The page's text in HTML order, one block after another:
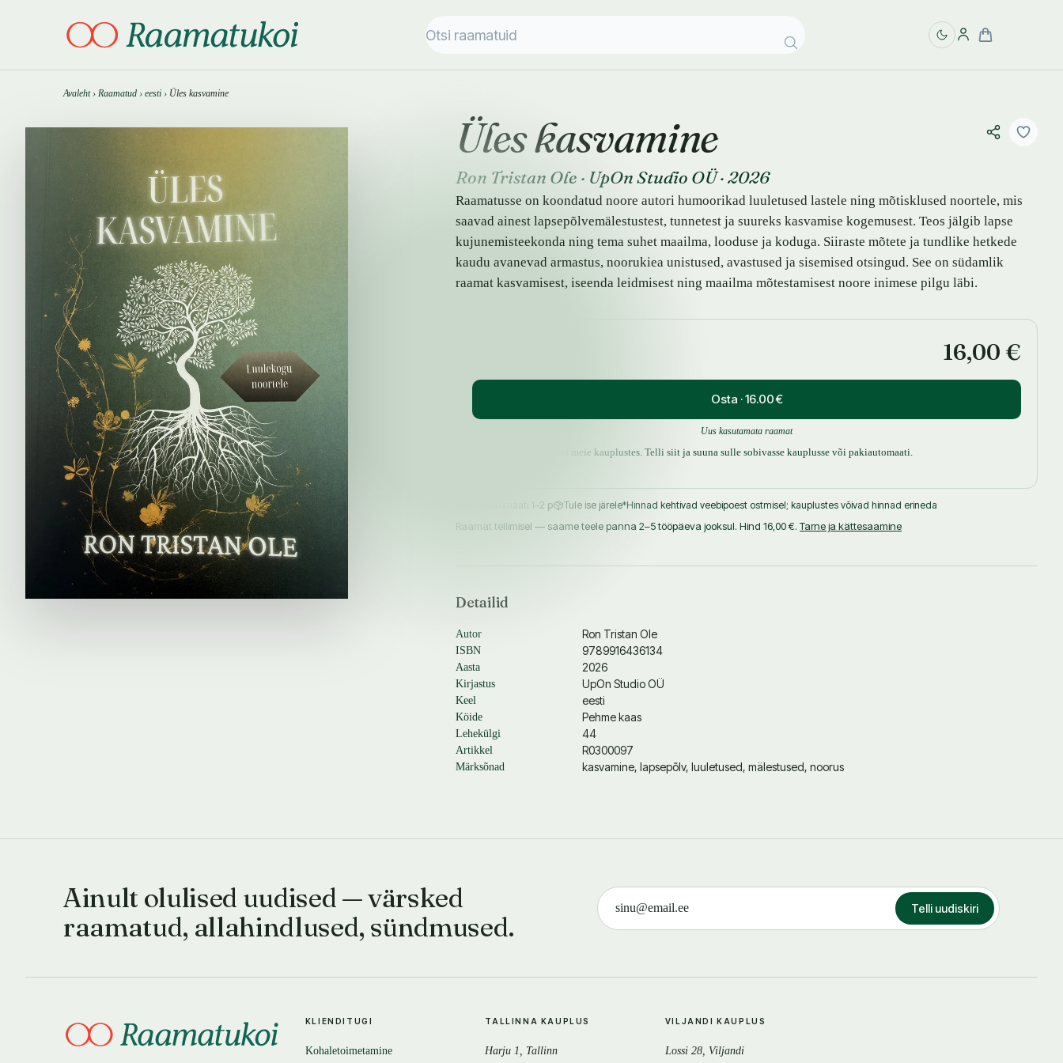
Avaleht› Raamatud › eesti › Üles kasvamine
Üles kasvamine
Ron Tristan Ole · UpOn Studio OÜ·2026
Raamatusse on koondatud noore autori humoorikad luuletused lastele ning mõtisklused noortele, mis
saavad ainest lapsepõlvemälestustest, tunnetest ja suureks kasvamise kogemusest. Teos jälgib lapse
kujunemisteekonda ning tema suhet maailma, looduse ja koduga. Siiraste mõtete ja tundlike hetkede
kaudu avanevad armastus, noorukiea unistused, avastused ja sisemised otsingud. See on südamlik
raamat kasvamisest, iseenda leidmisest ning maailma mõtestamisest noore inimese pilgu läbi.
16,00 €
Osta · 16.00 €
Uus kasutamata raamat
Raamatut ei ole hetkel meie kauplustes. Telli siit ja suuna sulle sobivasse kauplusse või pakiautomaati.
Pakiautomaati 1–2 p Tule ise järele*Hinnad kehtivad veebipoest ostmisel; kauplustes võivad hinnad erineda
Raamat tellimisel — saame teele panna 2–5 tööpäeva jooksul. Hind 16,00 €. Tarne ja kättesaamine
Detailid
Autor Ron Tristan Ole
ISBN 9789916436134
Aasta 2026
Kirjastus UpOn Studio OÜ
Keel eesti
Köide Pehme kaas
Lehekülgi 44
Artikkel R0300097
Märksõnad kasvamine, lapsepõlv, luuletused, mälestused, noorus
Ainult olulised uudised — värsked
raamatud, allahindlused, sündmused.
Telli uudiskiri
KLIENDITUGI
Kohaletoimetamine
TALLINNA KAUPLUS
Harju 1, Tallinn
VILJANDI KAUPLUS
Lossi 28, Viljandi